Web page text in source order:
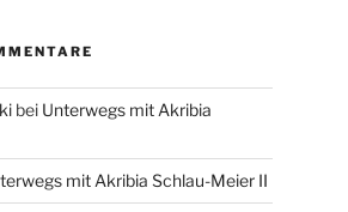
bei Unterwegs mit Akribia
mit Akribia Schlau-Meier II